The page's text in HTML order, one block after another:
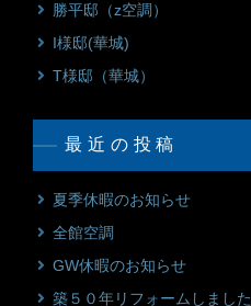
勝平邸（z空調）
I様邸(華城)
T様邸（華城）
最近の投稿
夏季休暇のお知らせ
全館空調
GW休暇のお知らせ
築５０年リフォームしました